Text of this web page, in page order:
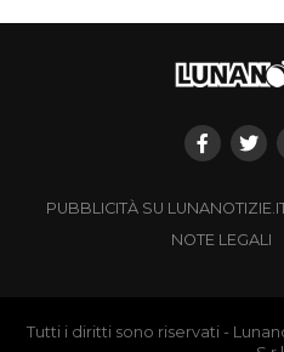
PUBBLICITÀ SU
NOTE LEGALI
Tutti i diritti sono riservati -